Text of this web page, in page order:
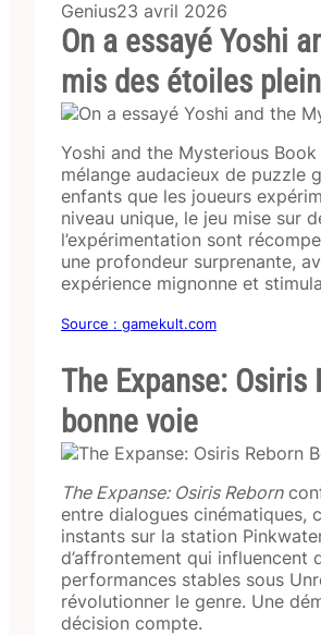
Genius23 avril 2026
On a essayé Yoshi
mis des étoiles
Yoshi and the Mysterious
mélange audacieux de puzzle
enfants que les joueurs
niveau unique, le jeu mise sur
l’expérimentation sont
une profondeur surprenante,
expérience mignonne et
Source : gamekult.com
The Expanse:
bonne voie
The Expanse: Osiris Reborn
entre dialogues cinématiques,
instants sur la station
d’affrontement qui influencent
performances stables sous
révolutionner le genre. Une
décision compte.